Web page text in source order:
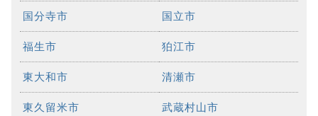
国分寺市 国立市
福生市 狛江市
東大和市 清瀬市
東久留米市 武蔵村山市